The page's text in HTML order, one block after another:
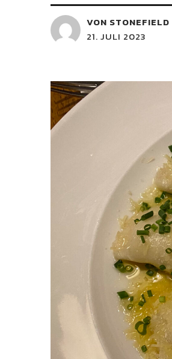
VON STONEFIELD
21. JULI 2023